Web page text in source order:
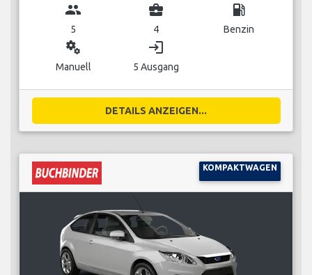
group
5
business_center
4
local_gas_station
Benzin
miscellaneous_services
Manuell
login
5 Ausgang
DETAILS ANZEIGEN...
KOMPAKTWAGEN